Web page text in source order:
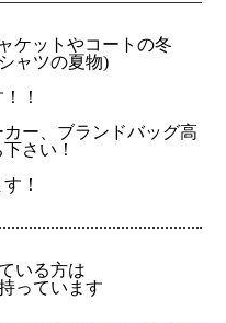
ケットやコートの冬
ャツの夏物)
！
ー、ブランドバッグ高
さい！
！
いる方は
っています